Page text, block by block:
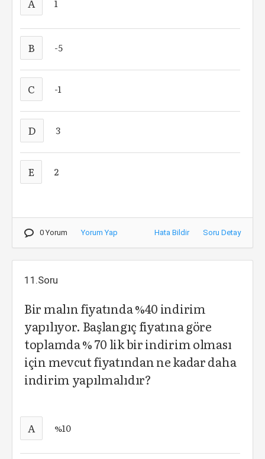
A 1
B -5
C -1
D 3
E 2
0 Yorum Yorum Yap Hata Bildir Soru Detay
11.Soru
Bir malın fiyatında %40 indirim
yapılıyor. Başlangıç fiyatına göre
toplamda % 70 lik bir indirim olması
için mevcut fiyatından ne kadar daha
indirim yapılmalıdır?
A %10